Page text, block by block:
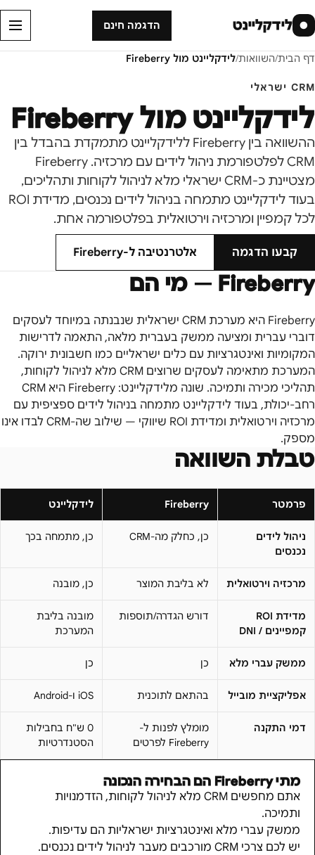
● לידקליינט הדגמה חינם
דף הבית/השוואות/לידקליינט מול Fireberry
CRM ישראלי
לידקליינט מולFireberry
ההשוואה בין Fireberry ללידקליינט מתמקדת בהבדל בין
CRM לפלטפורמת ניהול לידים עם מרכזיה. Fireberry
מצטיינת כ-CRM ישראלי מלא לניהול לקוחות ותהליכים,
בעוד לידקליינט מתמחה בניהול לידים נכנסים, מדידת ROI
לכל קמפיין ומרכזיה וירטואלית בפלטפורמה אחת.
קבעו הדגמה אלטרנטיבה ל-Fireberry
Fireberry — מי הם
Fireberry היא מערכת CRM ישראלית שנבנתה במיוחד לעסקים
דוברי עברית ומציעה ממשק בעברית מלאה, התאמה לדרישות
המקומיות ואינטגרציות עם כלים ישראליים כמו חשבונית ירוקה.
המערכת מתאימה לעסקים שרוצים CRM מלא לניהול לקוחות,
תהליכי מכירה ותמיכה. שונה מלידקליינט: Fireberry היא CRM
רחב-יכולת, בעוד לידקליינט מתמחה בניהול לידים ספציפית עם
מרכזיה וירטואלית ומדידת ROI שיווקי — שילוב שה-CRM לבדו אינו
מספק.
טבלת השוואה
פרמטר Fireberry לידקליינט
ניהול לידים
נכנסים
כן, כחלק מה-CRM כן, מתמחה בכך
מרכזיה וירטואלית לא בליבת המוצר כן, מובנה
מדידת ROI
קמפיינים / DNI
דורש הגדרה/תוספות
מובנה בליבת
המערכת
ממשק עברי מלא כן כן
אפליקציית מובייל בהתאם לתוכנית iOS ו-Android
דמי התקנה
מומלץ לפנות ל-
Fireberry לפרטים
0 ש"ח בחבילות
הסטנדרטיות
מתיFireberry הם הבחירה הנכונה
אתם מחפשים CRM מלא לניהול לקוחות, הזדמנויות
ותמיכה.
ממשק עברי מלא ואינטגרציות ישראליות הם עדיפות.
יש לכם צרכי CRM מורכבים מעבר לניהול לידים נכנסים.